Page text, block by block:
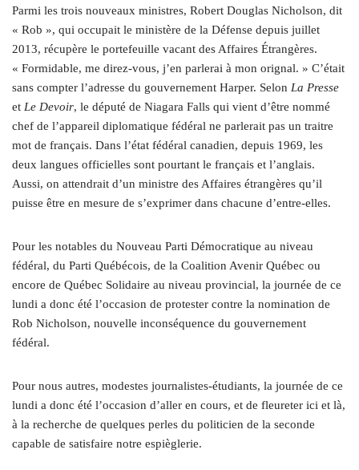
Parmi les trois nouveaux ministres, Robert Douglas Nicholson, dit
« Rob », qui occupait le ministère de la Défense depuis juillet
2013, récupère le portefeuille vacant des Affaires Étrangères.
« Formidable, me direz-vous, j’en parlerai à mon orignal. » C’était
sans compter l’adresse du gouvernement Harper. Selon La Presse
et Le Devoir, le député de Niagara Falls qui vient d’être nommé
chef de l’appareil diplomatique fédéral ne parlerait pas un traitre
mot de français. Dans l’état fédéral canadien, depuis 1969, les
deux langues officielles sont pourtant le français et l’anglais.
Aussi, on attendrait d’un ministre des Affaires étrangères qu’il
puisse être en mesure de s’exprimer dans chacune d’entre-elles.
Pour les notables du Nouveau Parti Démocratique au niveau
fédéral, du Parti Québécois, de la Coalition Avenir Québec ou
encore de Québec Solidaire au niveau provincial, la journée de ce
lundi a donc été l’occasion de protester contre la nomination de
Rob Nicholson, nouvelle inconséquence du gouvernement
fédéral.
Pour nous autres, modestes journalistes-étudiants, la journée de ce
lundi a donc été l’occasion d’aller en cours, et de fleureter ici et là,
à la recherche de quelques perles du politicien de la seconde
capable de satisfaire notre espièglerie.